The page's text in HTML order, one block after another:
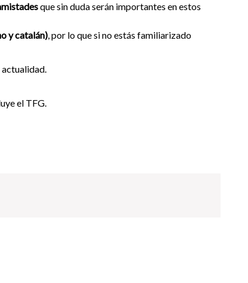
que sin duda serán importantes en estos
y catalán) , por lo que si no estás familiarizado
el TFG.